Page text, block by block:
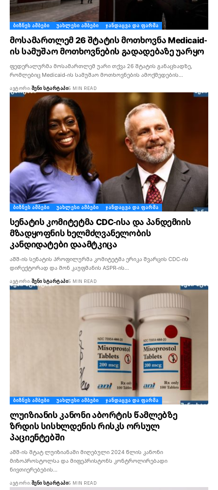
ᲑᲘᲖᲜᲔᲡ ᲐᲛᲑᲔᲑᲘ ᲣᲐᲮᲚᲔᲡᲘ ᲐᲛᲑᲔᲑᲘ ᲯᲐᲜᲓᲐᲪᲕᲐ ᲓᲐ ᲤᲐᲠᲛᲐ
მოსამართლემ 26 შტატის მოთხოვნა Medicaid-
ის სამუშაო მოთხოვნების გადადებაზე უარყო
ფედერალურმა მოსამართლემ უარი თქვა 26 შტატის განაცხადზე,
რომლებიც Medicaid-ის სამუშაო მოთხოვნების ამოქმედების…
ᲐᲕᲢᲝᲠᲘ:ᲨᲔᲜᲘ ᲡᲢᲐᲠᲢᲐᲞᲘ6 MIN READ
ᲑᲘᲖᲜᲔᲡ ᲐᲛᲑᲔᲑᲘ ᲣᲐᲮᲚᲔᲡᲘ ᲐᲛᲑᲔᲑᲘ ᲯᲐᲜᲓᲐᲪᲕᲐ ᲓᲐ ᲤᲐᲠᲛᲐ
სენატის კომიტეტმა CDC-ისა და პანდემიის
მზადყოფნის ხელმძღვანელობის
კანდიდატები დაამტკიცა
აშშ-ის სენატის პროფილურმა კომიტეტმა ერიკა შვარცის CDC-ის
დირექტორად და შონ კაუფმანის ASPR-ის…
ᲐᲕᲢᲝᲠᲘ:ᲨᲔᲜᲘ ᲡᲢᲐᲠᲢᲐᲞᲘ5 MIN READ
ᲑᲘᲖᲜᲔᲡ ᲐᲛᲑᲔᲑᲘ ᲣᲐᲮᲚᲔᲡᲘ ᲐᲛᲑᲔᲑᲘ ᲯᲐᲜᲓᲐᲪᲕᲐ ᲓᲐ ᲤᲐᲠᲛᲐ
ლუიზიანის კანონი აბორტის წამლებზე
ზრდის სისხლდენის რისკს ორსულ
პაციენტებში
აშშ-ის შტატ ლუიზიანაში მიღებული 2024 წლის კანონი
მიზოპროსტოლსა და მიფეპრისტონს კონტროლირებადი
ნივთიერებების…
ᲐᲕᲢᲝᲠᲘ:ᲨᲔᲜᲘ ᲡᲢᲐᲠᲢᲐᲞᲘ6 MIN READ